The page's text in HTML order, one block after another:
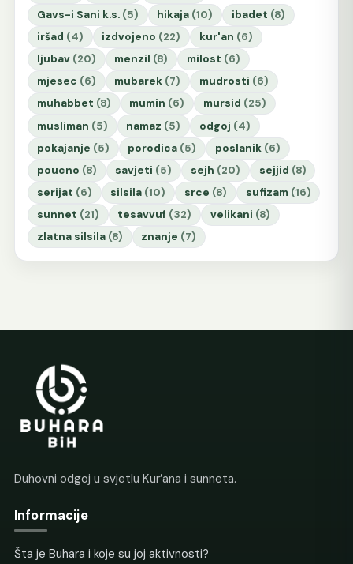
Gavs-i Sani k.s. (5) hikaja (10) ibadet (8)
iršad (4) izdvojeno (22) kur'an (6)
ljubav (20) menzil (8) milost (6)
mjesec (6) mubarek (7) mudrosti (6)
muhabbet (8) mumin (6) mursid (25)
musliman (5) namaz (5) odgoj (4)
pokajanje (5) porodica (5) poslanik (6)
poucno (8) savjeti (5) sejh (20) sejjid (8)
serijat (6) silsila (10) srce (8) sufizam (16)
sunnet (21) tesavvuf (32) velikani (8)
zlatna silsila (8) znanje (7)
Duhovni odgoj u svjetlu Kur’ana i sunneta.
Informacije
Šta je Buhara i koje su joj aktivnosti?